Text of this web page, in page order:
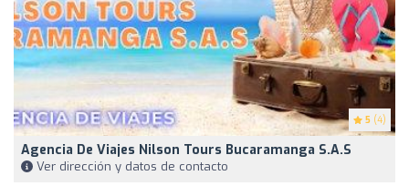
5 (4)
Agencia De Viajes Nilson Tours Bucaramanga S.A.S
Ver dirección y datos de contacto